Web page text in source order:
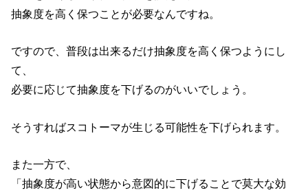
抽象度を高く保つことが必要なんですね。
ですので、普段は出来るだけ抽象度を高く保つようにし
て、
必要に応じて抽象度を下げるのがいいでしょう。
そうすればスコトーマが生じる可能性を下げられます。
また一方で、
「抽象度が高い状態から意図的に下げることで莫大な効